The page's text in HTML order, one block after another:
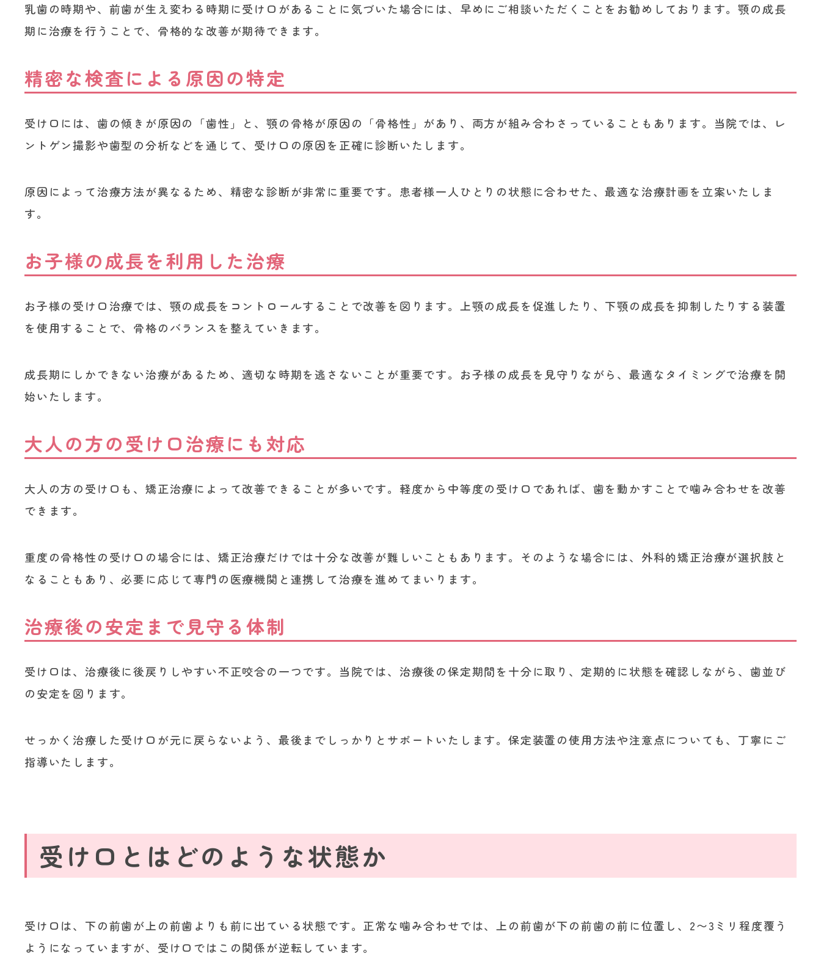
乳歯の時期や、前歯が生え変わる時期に受け口があることに気づいた場合には、早めにご相談いただくことをお勧めしております。顎の成長
期に治療を行うことで、骨格的な改善が期待できます。
精密な検査による原因の特定
受け口には、歯の傾きが原因の「歯性」と、顎の骨格が原因の「骨格性」があり、両方が組み合わさっていることもあります。当院では、レ
ントゲン撮影や歯型の分析などを通じて、受け口の原因を正確に診断いたします。
原因によって治療方法が異なるため、精密な診断が非常に重要です。患者様一人ひとりの状態に合わせた、最適な治療計画を立案いたしま
す。
お子様の成長を利用した治療
お子様の受け口治療では、顎の成長をコントロールすることで改善を図ります。上顎の成長を促進したり、下顎の成長を抑制したりする装置
を使用することで、骨格のバランスを整えていきます。
成長期にしかできない治療があるため、適切な時期を逃さないことが重要です。お子様の成長を見守りながら、最適なタイミングで治療を開
始いたします。
大人の方の受け口治療にも対応
大人の方の受け口も、矯正治療によって改善できることが多いです。軽度から中等度の受け口であれば、歯を動かすことで噛み合わせを改善
できます。
重度の骨格性の受け口の場合には、矯正治療だけでは十分な改善が難しいこともあります。そのような場合には、外科的矯正治療が選択肢と
なることもあり、必要に応じて専門の医療機関と連携して治療を進めてまいります。
治療後の安定まで見守る体制
受け口は、治療後に後戻りしやすい不正咬合の一つです。当院では、治療後の保定期間を十分に取り、定期的に状態を確認しながら、歯並び
の安定を図ります。
せっかく治療した受け口が元に戻らないよう、最後までしっかりとサポートいたします。保定装置の使用方法や注意点についても、丁寧にご
指導いたします。
受け口とはどのような状態か
受け口は、下の前歯が上の前歯よりも前に出ている状態です。正常な噛み合わせでは、上の前歯が下の前歯の前に位置し、2〜3ミリ程度覆う
ようになっていますが、受け口ではこの関係が逆転しています。